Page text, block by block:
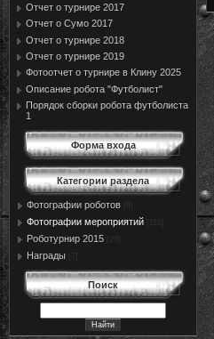
Отчет о турнире 2017
Отчет о Сумо 2017
Отчет о турнире 2018
Отчет о турнире 2019
Фотоотчет о турнире в Клину 2025
Описание робота "Футболист"
Порядок сборки робота футболиста
1
Форма входа
Категории раздела
Фотографии роботов
Фотографии мероприятий
Роботурнир 2015
Награды
Поиск